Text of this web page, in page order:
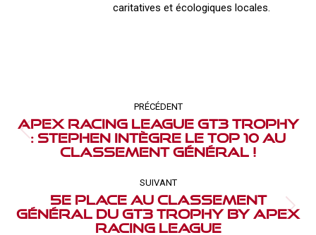
caritatives et écologiques locales.
PRÉCÉDENT
Article
précédent
Apex Racing League GT3 Trophy
: Stephen intègre le top 10 au
classement général !
SUIVANT
Article
suivant
5e place au classement
général du GT3 Trophy by Apex
Racing League